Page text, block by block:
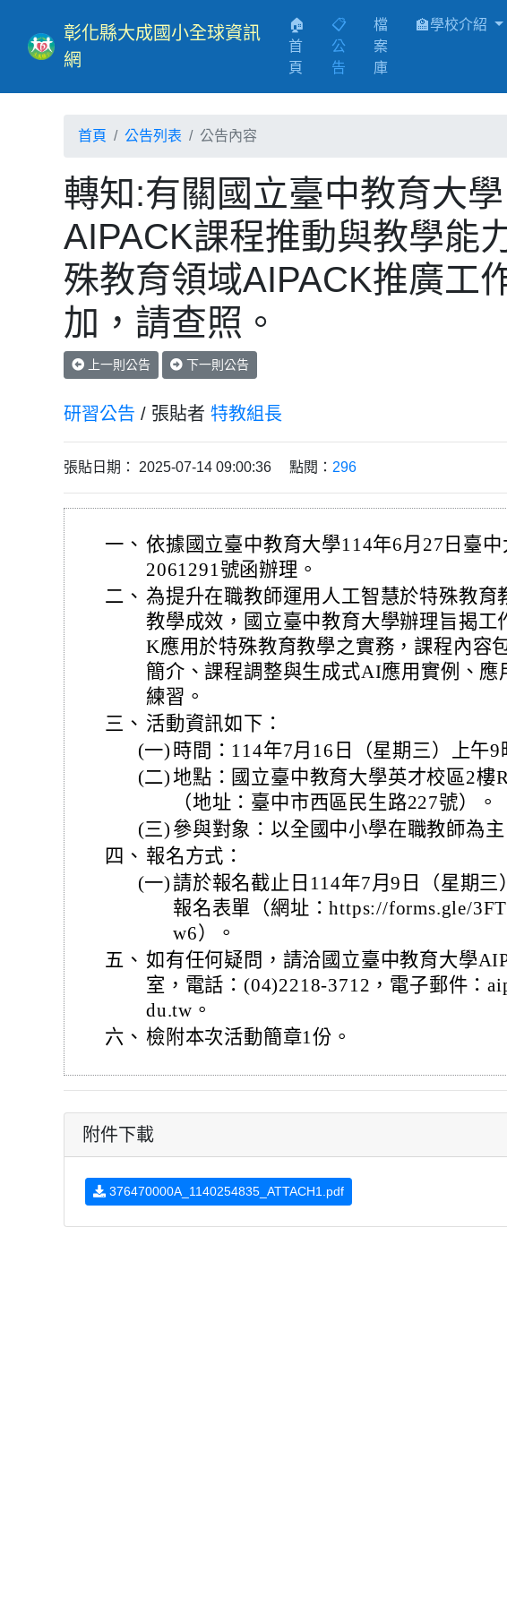
彰化縣大成國小全球資訊
網
🏠
首
頁 (current)
📋
公
告
檔
案
庫
🏫學校介紹
首頁 公告列表 公告內容
轉知:有關國立臺中教育大
AIPACK課程推動與教學能
殊教育領域AIPACK推廣工
加，請查照。
上一則公告 下一則公告
研習公告 / 張貼者 特教組長
張貼日期： 2025-07-14 09:00:36 點閱： 296
一、 依據國立臺中教育大學114年6月27日臺
2061291號函辦理。
二、 為提升在職教師運用人工智慧於特殊教育
教學成效，國立臺中教育大學辦理旨揭工
K應用於特殊教育教學之實務，課程內容
簡介、課程調整與生成式AI應用實例、應
練習。
三、 活動資訊如下：
(一) 時間：114年7月16日（星期三）上午9
(二)地點：國立臺中教育大學英才校區2樓
（地址：臺中市西區民生路227號）。
(三) 參與對象：以全國中小學在職教師為主
四、 報名方式：
(一) 請於報名截止日114年7月9日（星期三
報名表單（網址：https://forms.gle/
w6）。
五、 如有任何疑問，請洽國立臺中教育大學
室，電話：(04)2218-3712，電子郵件：
du.tw。
六、 檢附本次活動簡章1份。
附件下載
376470000A_1140254835_ATTACH1.pdf